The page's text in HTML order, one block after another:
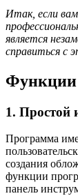
Итак, если
является
справиться с
Функции
1. Простой
Программа
создания
функции
панель